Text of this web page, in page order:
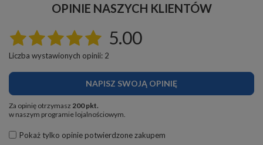
OPINIE NASZYCH KLIENTÓW
5.00
Liczba wystawionych opinii: 2
NAPISZ SWOJĄ OPINIĘ
Za opinię otrzymasz 200 pkt.
w naszym programie lojalnościowym.
Pokaż tylko opinie potwierdzone zakupem